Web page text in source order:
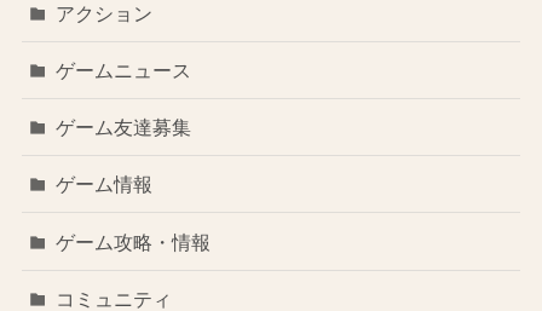
アクション
ゲームニュース
ゲーム友達募集
ゲーム情報
ゲーム攻略・情報
コミュニティ